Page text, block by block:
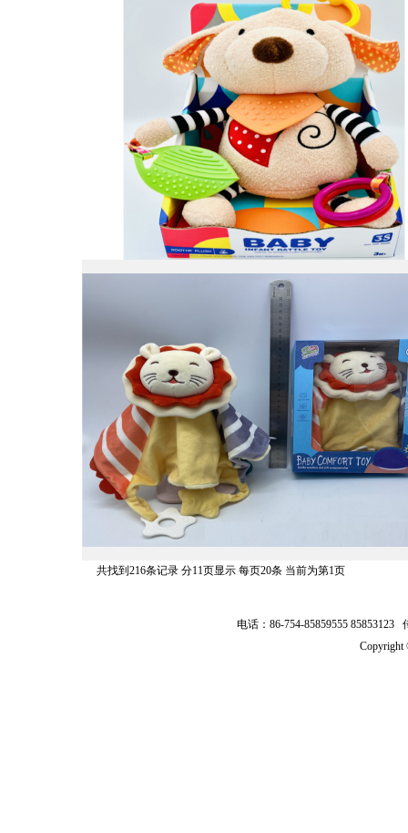
共找到216条记录 分11页显示 每页20条 当前为第1页
电话：86-754-85859555 85853123
Copyright